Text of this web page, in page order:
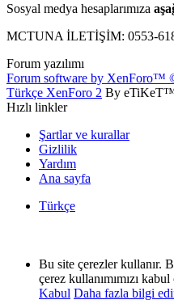
Sosyal medya hesaplarımıza
MCTUNA İLETİŞİM: 0553-
Forum yazılımı
Forum software by XenForo™
Türkçe XenForo 2 By
Hızlı linkler
Şartlar ve kurallar
Gizlilik
Yardım
Ana sayfa
Türkçe
Bu site çerezler kullanır.
çerez kullanımımızı
Kabul Daha fazla bilgi